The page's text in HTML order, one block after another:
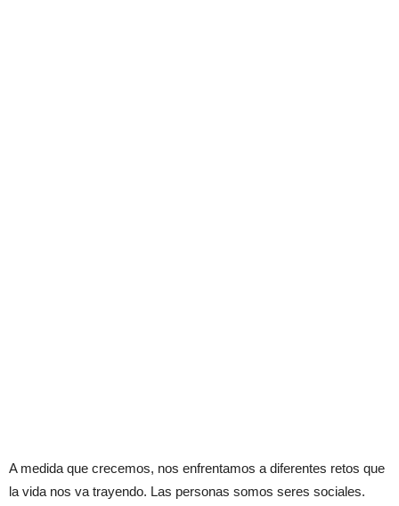
A medida que crecemos, nos enfrentamos a diferentes retos que
la vida nos va trayendo. Las personas somos seres sociales.